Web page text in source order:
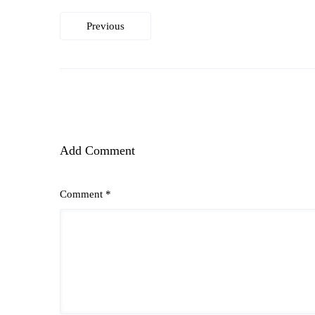
Beitragsnavigation
Previous
Add Comment
Comment *